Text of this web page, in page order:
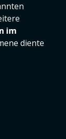
im
diente